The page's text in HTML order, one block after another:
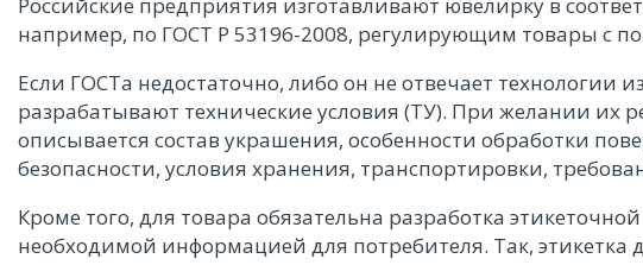
например, по ГОСТ Р 53196-2008, регулирующим товары с
Если ГОСТа недостаточно, либо он не отвечает технологии
разрабатывают технические условия (ТУ). При желании их
описывается состав украшения, особенности обработки
безопасности, условия хранения, транспортировки,
Кроме того, для товара обязательна разработка
необходимой информацией для потребителя. Так, этикетка